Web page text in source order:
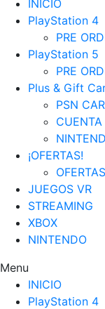
INICIO
PlayStation 4
PRE
PlayStation 5
PRE
Plus & Gift
PSN
¡OFERTAS!
JUEGOS VR
STREAMING
XBOX
NINTENDO
Menu
INICIO
PlayStation 4